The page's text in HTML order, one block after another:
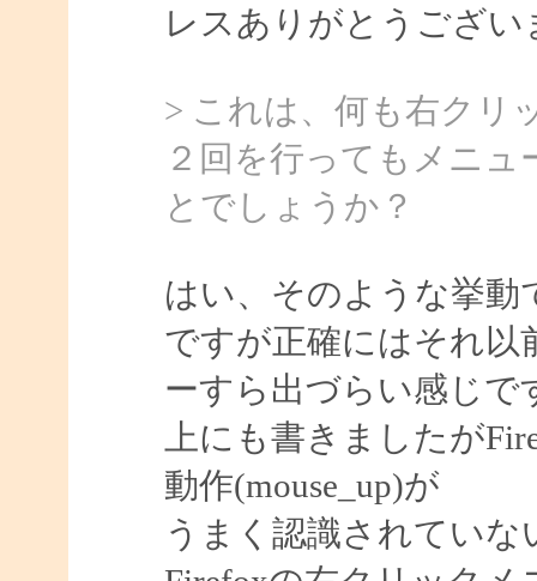
レスありがとうござい
> これは、何も右クリ
２回を行ってもメニ
とでしょうか？
はい、そのような挙動
ですが正確にはそれ以
ーすら出づらい感じで
上にも書きましたが
動作(mouse_up)が
うまく認識されてい